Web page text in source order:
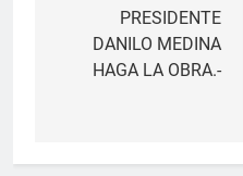
entradas
PRESIDENTE
DANILO MEDINA
HAGA LA OBRA.-